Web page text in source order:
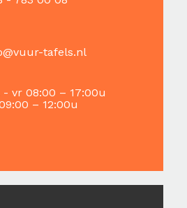
tafels.nl
- vr 08:00 – 17:00u
– 12:00u